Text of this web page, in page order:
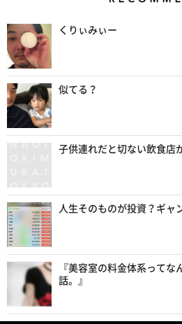
くりぃみぃー
似てる？
子供連れだと切ない飲食店
人生そのものが投資？ギャ
『美容室の料金体系ってな
話。』